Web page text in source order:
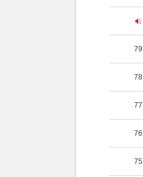
79
78
77
76
75